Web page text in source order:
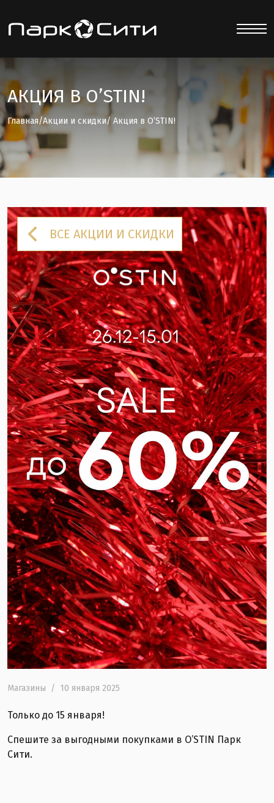
АКЦИЯ В O’STIN!
Главная/Акции и скидки/ Акция в O’STIN!
ВСЕ АКЦИИ И СКИДКИ
Магазины / 10 января 2025
Только до 15 января!
Спешите за выгодными покупками в O’STIN Парк
Сити.